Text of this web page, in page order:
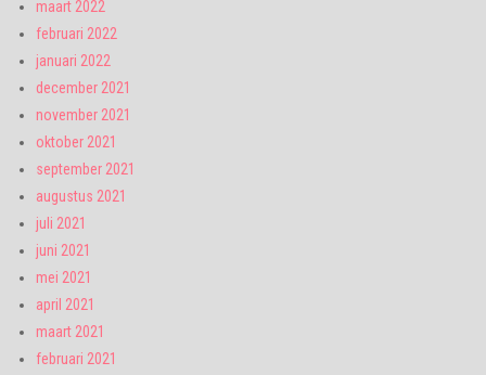
maart 2022
februari 2022
januari 2022
december 2021
november 2021
oktober 2021
september 2021
augustus 2021
juli 2021
juni 2021
mei 2021
april 2021
maart 2021
februari 2021